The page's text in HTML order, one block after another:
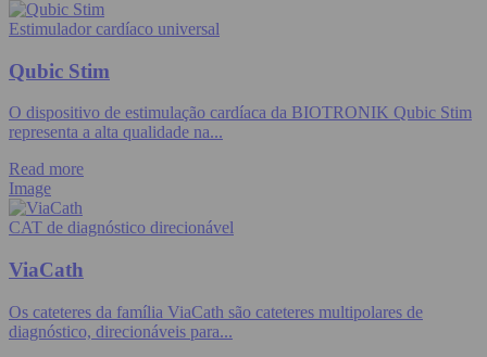
Estimulador cardíaco universal
Qubic Stim
O dispositivo de estimulação cardíaca da BIOTRONIK Qubic Stim
representa a alta qualidade na...
Read more
Image
CAT de diagnóstico direcionável
ViaCath
Os cateteres da família ViaCath são cateteres multipolares de
diagnóstico, direcionáveis para...